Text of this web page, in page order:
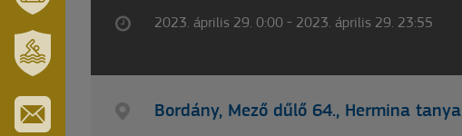
MÓRAHALOM
TURISZTIKA
ERZSÉBET
GYÓGYFÜRDŐ
2023. április 29. 0:00 - 2023. április 29. 23:55
Bordány, Mező dűlő 64., Hermina tanya